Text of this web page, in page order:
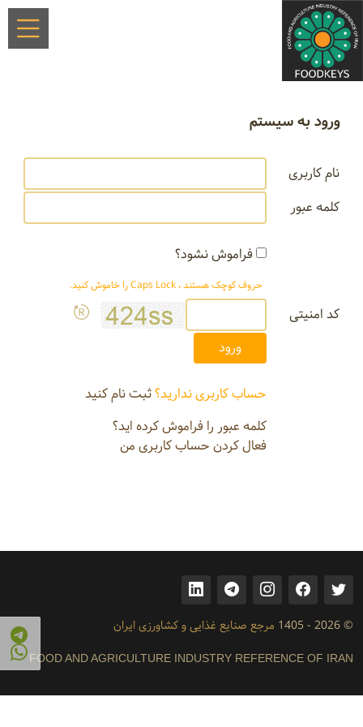
ورود به سیستم
نام کاربری
کلمه عبور
فراموش نشود؟
حروف کوچک هستند ، Caps Lock را خاموش کنید.
کد امنیتی
حساب کاربری ندارید؟ثبت نام کنید
کلمه عبور را فراموش کرده اید؟
فعال کردن حساب کاربری من
© 2026 - 1405 مرجع صنایع غذایی و کشاورزی ایران
FOOD AND AGRICULTURE INDUSTRY REFERENCE OF IRAN